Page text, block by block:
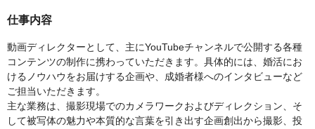
仕事内容
動画ディレクターとして、主にYouTubeチャンネルで公開する各種
コンテンツの制作に携わっていただきます。具体的には、婚活にお
けるノウハウをお届けする企画や、成婚者様へのインタビューなど
ご担当いただきます。
主な業務は、撮影現場でのカメラワークおよびディレクション、そ
して被写体の魅力や本質的な言葉を引き出す企画創出から撮影、投